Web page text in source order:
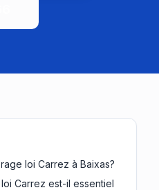
loi Carrez à Baixas?
Carrez est-il essentiel